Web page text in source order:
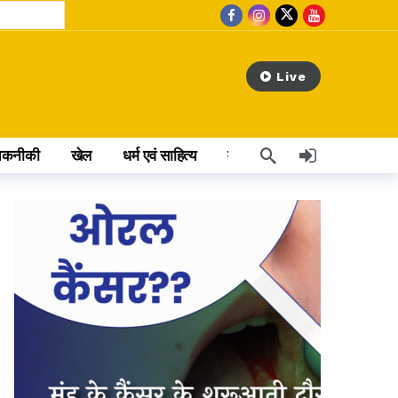
Live
खेल धर्म एवं साहित्य वेब स्टोरी अन्य खबर